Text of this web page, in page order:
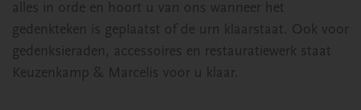
alles in orde en hoort u van ons wanneer het
gedenkteken is geplaatst of de urn klaarstaat. Ook voor
gedenksieraden, accessoires en restauratiewerk staat
Keuzenkamp & Marcelis voor u klaar.